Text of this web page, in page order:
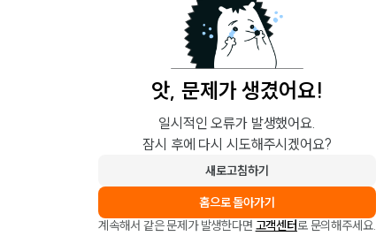
앗, 문제가 생겼어요!
일시적인 오류가 발생했어요.
잠시 후에 다시 시도해주시겠어요?
새로고침하기
홈으로 돌아가기
계속해서 같은 문제가 발생한다면 고객센터로 문의해주세요.